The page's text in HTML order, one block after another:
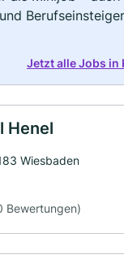
Jetzt alle Jobs in
Henel
Wiesbaden
Bewertungen)